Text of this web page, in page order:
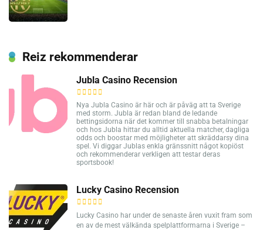
Reiz rekommenderar
Jubla Casino Recension
Nya Jubla Casino är här och är påväg att ta Sverige
med storm. Jubla är redan bland de ledande
bettingsidorna när det kommer till snabba betalningar
och hos Jubla hittar du alltid aktuella matcher, dagliga
odds och boostar med möjligheter att skräddarsy dina
spel. Vi diggar Jublas enkla gränssnitt något kopiöst
och rekommenderar verkligen att testar deras
sportsbook!
Lucky Casino Recension
Lucky Casino har under de senaste åren vuxit fram som
en av de mest välkända spelplattformarna i Sverige –